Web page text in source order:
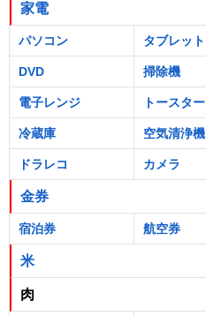
家電
パソコン タブレット
DVD 掃除機
電子レンジ トースター
冷蔵庫 空気清浄機
ドラレコ カメラ
金券
宿泊券 航空券
米
肉